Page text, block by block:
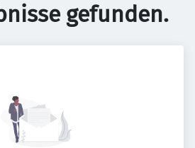
gefunden.